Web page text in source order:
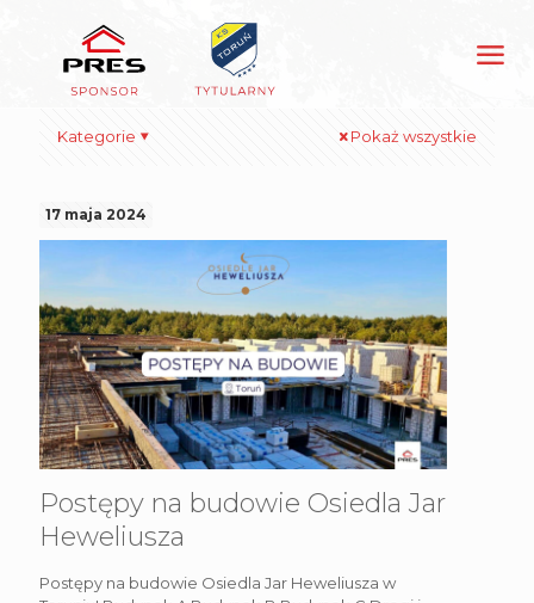
Kategorie Pokaż wszystkie
17 maja 2024
Postępy na budowie Osiedla Jar
Heweliusza
Postępy na budowie Osiedla Jar Heweliusza w